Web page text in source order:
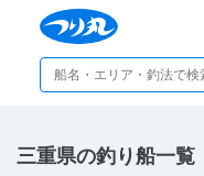
三重県の釣り船一覧